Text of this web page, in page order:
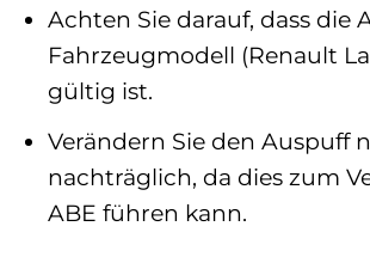
Achten Sie darauf, dass die
Fahrzeugmodell (Renault
gültig ist.
Verändern Sie den Auspuff
nachträglich, da dies zum
ABE führen kann.